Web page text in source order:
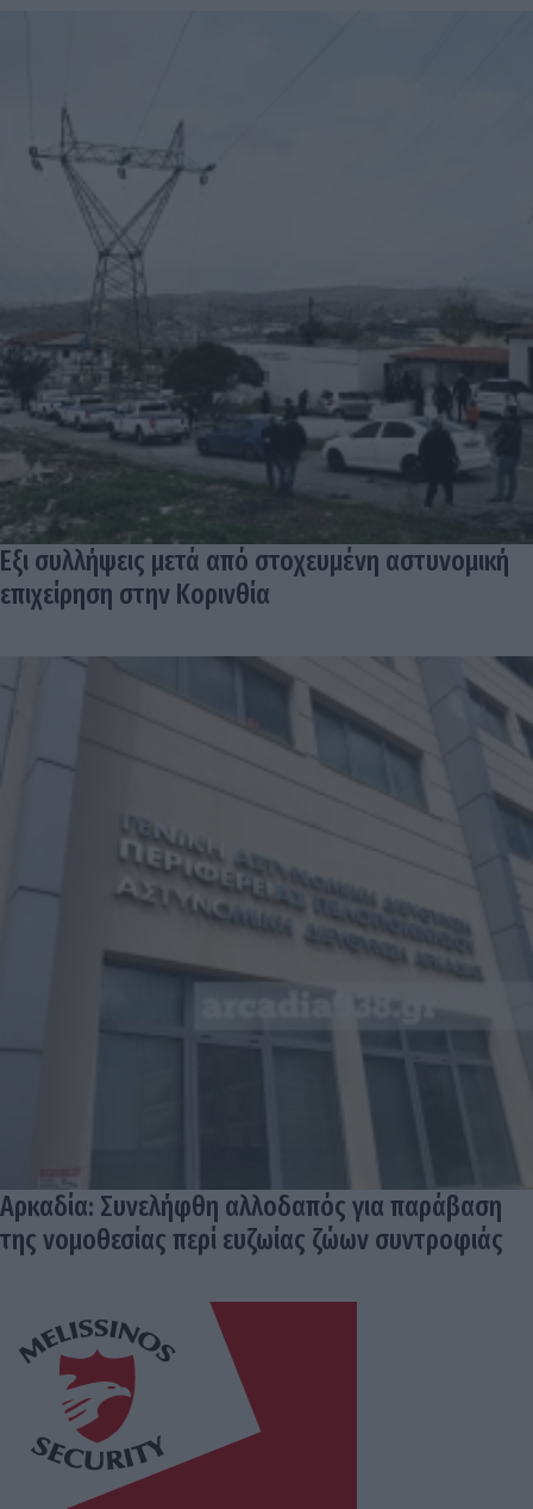
Εξι συλλήψεις μετά από στοχευμένη αστυνομική
επιχείρηση στην Κορινθία
Αρκαδία: Συνελήφθη αλλοδαπός για παράβαση
της νομοθεσίας περί ευζωίας ζώων συντροφιάς